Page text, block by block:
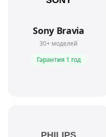
Sony Bravia
30+ моделей
Гарантия 1 год